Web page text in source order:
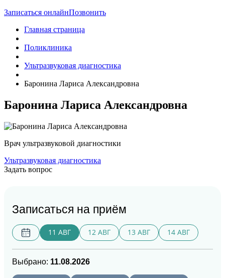
Записаться онлайнПозвонить
Главная страница
Поликлиника
Ультразвуковая диагностика
Баронина Лариса Александровна
Баронина Лариса Александровна
Врач ультразвуковой диагностики
Ультразвуковая диагностика
Задать вопрос
Записаться на приём
11 АВГ 12 АВГ 13 АВГ 14 АВГ
Выбрано: 11.08.2026